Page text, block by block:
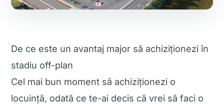
De ce este un avantaj major să achiziționezi în
stadiu off-plan
Cel mai bun moment să achiziționezi o
locuință, odată ce te-ai decis că vrei să faci o